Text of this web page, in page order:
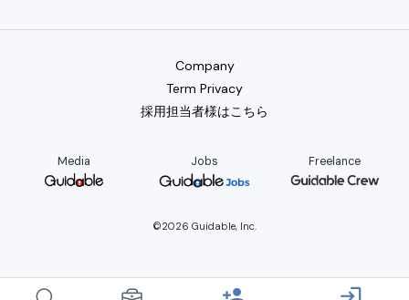
Company
Term Privacy
採用担当者様はこちら
Media Jobs Freelance
©2026 Guidable, Inc.